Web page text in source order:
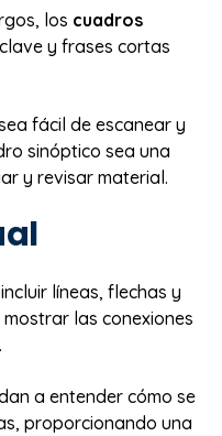
los cuadros
y frases cortas
fácil de escanear y
sinóptico sea una
y revisar material.
líneas, flechas y
las conexiones
a entender cómo se
proporcionando una